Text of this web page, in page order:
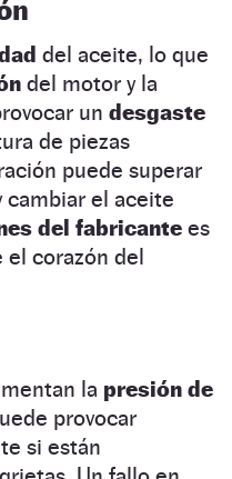
del aceite, lo que
del motor y la
un desgaste
de piezas
puede superar
cambiar el aceite
del fabricante es
el corazón del
la presión de
provocar
si están